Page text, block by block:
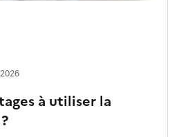
à utiliser la